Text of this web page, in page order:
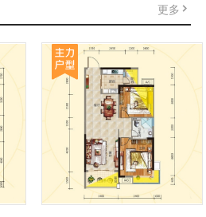
更多